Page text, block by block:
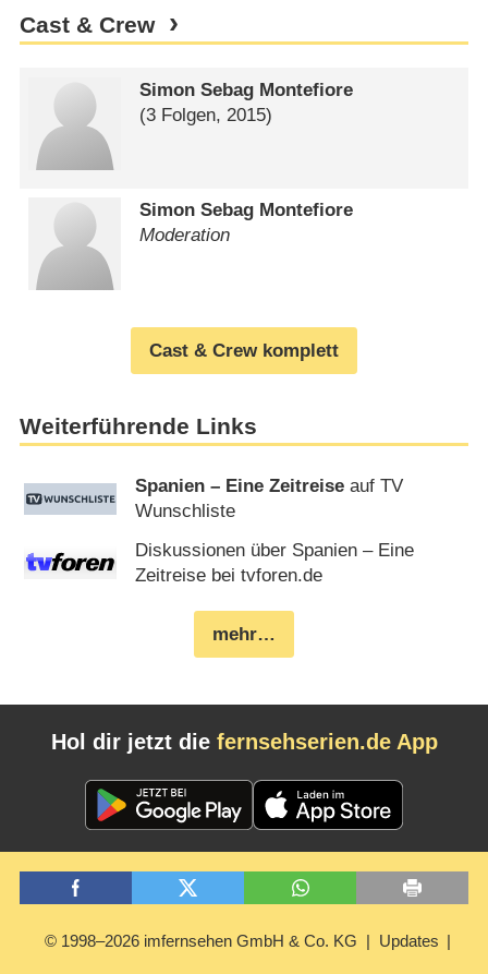
Cast & Crew
Simon Sebag Montefiore
(3 Folgen, 2015)
Simon Sebag Montefiore
Moderation
Cast & Crew komplett
Weiterführende Links
Spanien – Eine Zeitreise auf TV
Wunschliste
Diskussionen über Spanien – Eine
Zeitreise bei tvforen.de
mehr…
Hol dir jetzt die fernsehserien.de App
© 1998–2026 imfernsehen GmbH & Co. KG Updates